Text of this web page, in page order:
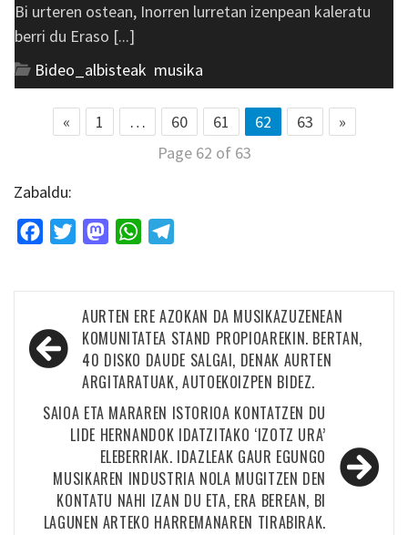
Bi urteren ostean, Inorren lurretan izenpean kaleratu
berri du Eraso [...]
Bideo_albisteak musika
« 1 … 60 61 62 63
»
Page 62 of 63
Zabaldu:
FacebookTwitterMastodonWhatsApp
Bidalketetan
zehar
nabigatu
AURTEN ERE AZOKAN DA MUSIKAZUZENEAN
KOMUNITATEA STAND PROPIOAREKIN. BERTAN,
40 DISKO DAUDE SALGAI, DENAK AURTEN
ARGITARATUAK, AUTOEKOIZPEN BIDEZ.
SAIOA ETA MARAREN ISTORIOA KONTATZEN DU
LIDE HERNANDOK IDATZITAKO ‘IZOTZ URA’
ELEBERRIAK. IDAZLEAK GAUR EGUNGO
MUSIKAREN INDUSTRIA NOLA MUGITZEN DEN
KONTATU NAHI IZAN DU ETA, ERA BEREAN, BI
LAGUNEN ARTEKO HARREMANAREN TIRABIRAK.